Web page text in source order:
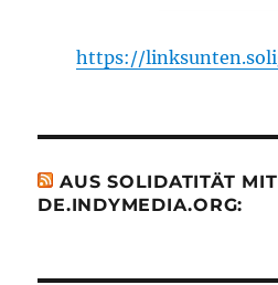
https://
AUS SOLIDATITÄT MIT
DE.INDYMEDIA.ORG: